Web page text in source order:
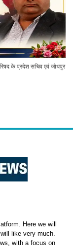
के प्रदेश सचिव एवं जोधपुर
Here we will
like very much.
with a focus on